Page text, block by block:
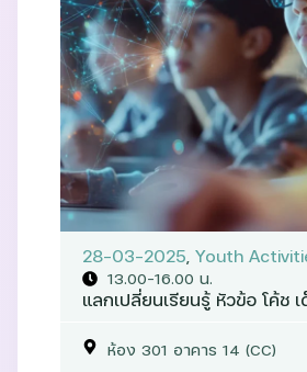
28-03-2025, Youth
13.00-16.00 น.
แลกเปลี่ยนเรียนรู้ หัวข้อ โค้ช
ห้อง 301 อาคาร 14 (CC)